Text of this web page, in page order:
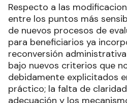
Respecto a las
entre los puntos más
de nuevos procesos de
para beneficiarios ya
reconversión
bajo nuevos criterios que
debidamente explicitados
práctico; la falta de
adecuación y los